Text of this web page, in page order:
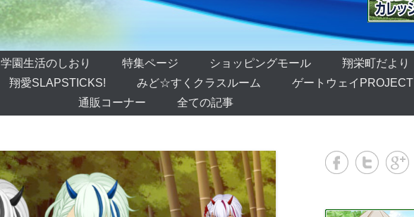
学園生活のしおり 特集ページ ショッピングモール 翔栄町だより
翔愛SLAPSTICKS! みど☆すくクラスルーム ゲートウェイPROJECT
通販コーナー
全ての記事